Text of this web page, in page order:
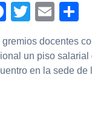
Facebook
TwitterEmail
gremios docentes
un piso salarial
en la sede de